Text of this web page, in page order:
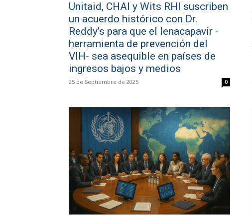
Unitaid, CHAI y Wits RHI suscriben
un acuerdo histórico con Dr.
Reddy’s para que el lenacapavir -
herramienta de prevención del
VIH- sea asequible en países de
ingresos bajos y medios
25 de Septiembre de 2025 0